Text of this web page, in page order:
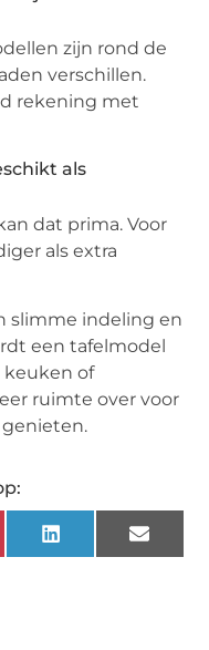
zijn rond de
verschillen.
rekening met
als
dat prima. Voor
als extra
slimme indeling en
een tafelmodel
keuken of
ruimte over voor
LinkedInEmail